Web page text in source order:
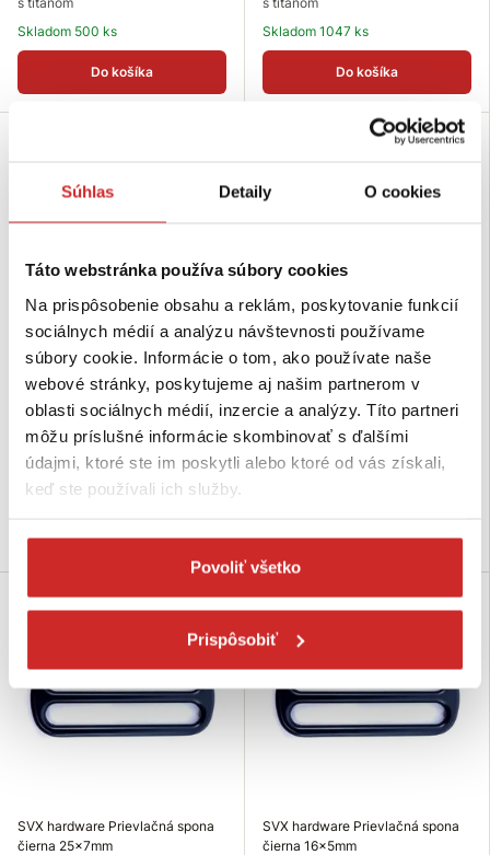
Súhlas Detaily O cookies
Táto webstránka používa súbory cookies
Na prispôsobenie obsahu a reklám, poskytovanie funkcií
sociálnych médií a analýzu návštevnosti používame
súbory cookie. Informácie o tom, ako používate naše
webové stránky, poskytujeme aj našim partnerom v
oblasti sociálnych médií, inzercie a analýzy. Títo partneri
môžu príslušné informácie skombinovať s ďalšími
údajmi, ktoré ste im poskytli alebo ktoré od vás získali,
keď ste používali ich služby.
Povoliť všetko
Prispôsobiť
Skladom 500 ks
Do košíka
Skladom 1047 ks
Do košíka
SVX hardware Prievlačná spona
čierna 50x6mm
0,8142 €
Rozmer (mm): 50 mm
Povrchová úprava: čierna
Skladom 454 ks
SVX hardware Prievlačná spona
čierna 30x7mm
0,4976 €
Rozmer (mm): 30 mm
Povrchová úprava: čierna
SVX hardware Prievlačná spona
čierna 25x7mm
SVX hardware Prievlačná spona
čierna 16x5mm